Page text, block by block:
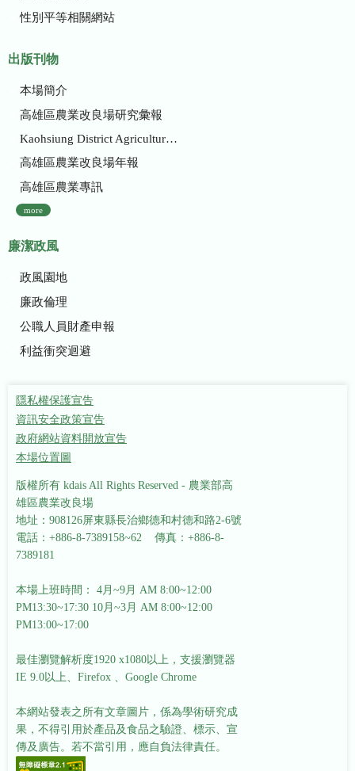
性別平等相關網站
出版刊物
本場簡介
高雄區農業改良場研究彙報
Kaohsiung District Agricultural Research and Extension Station
高雄區農業改良場年報
高雄區農業專訊
more
廉潔政風
政風園地
廉政倫理
公職人員財產申報
利益衝突迴避
隱私權保護宣告
資訊安全政策宣告
政府網站資料開放宣告
本場位置圖
版權所有 kdais All Rights Reserved - 農業部高
雄區農業改良場
地址：908126屏東縣長治鄉德和村德和路2-6號
電話：+886-8-7389158~62 傳真：+886-8-
7389181
本場上班時間： 4月~9月 AM 8:00~12:00
PM13:30~17:30 10月~3月 AM 8:00~12:00
PM13:00~17:00
最佳瀏覽解析度1920 x1080以上，支援瀏覽器
IE 9.0以上、Firefox 、Google Chrome
本網站發表之所有文章圖片，係為學術研究成
果，不得引用於產品及食品之驗證、標示、宣
傳及廣告。若不當引用，應自負法律責任。